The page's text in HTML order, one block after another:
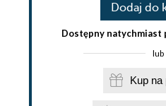
Dodaj do
Dostępny natychmiast
lub